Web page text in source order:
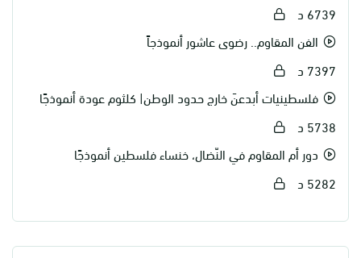
6739 د
الفن المقاوم.. رضوى عاشور أنموذجاً
7397 د
فلسطينيات أبدعنَ خارج حدود الوطن| كلثوم عودة أنموذجًا
5738 د
دور أم المقاوم في النّضال، خنساء فلسطين أنموذجًا
5282 د